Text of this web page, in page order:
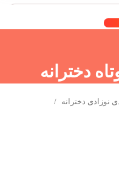
دخترانه
نوزادی دخترانه